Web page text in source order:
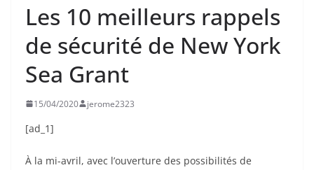
Les 10 meilleurs rappels
de sécurité de New York
Sea Grant
15/04/2020 jerome2323
[ad_1]
À la mi-avril, avec l’ouverture des possibilités de